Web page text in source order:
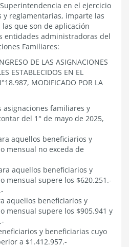
en el ejercicio
y reglamentarias, imparte las
que son de aplicación
entidades administradoras del
Familiares:
DE LAS ASIGNACIONES
ESTABLECIDOS EN EL
MODIFICADO POR LA
asignaciones familiares y
del 1° de mayo de 2025,
aquellos beneficiarios y
mensual no exceda de
aquellos beneficiarios y
mensual supere los $620.251.-
aquellos beneficiarios y
mensual supere los $905.941 y
y beneficiarias cuyo
a $1.412.957.-